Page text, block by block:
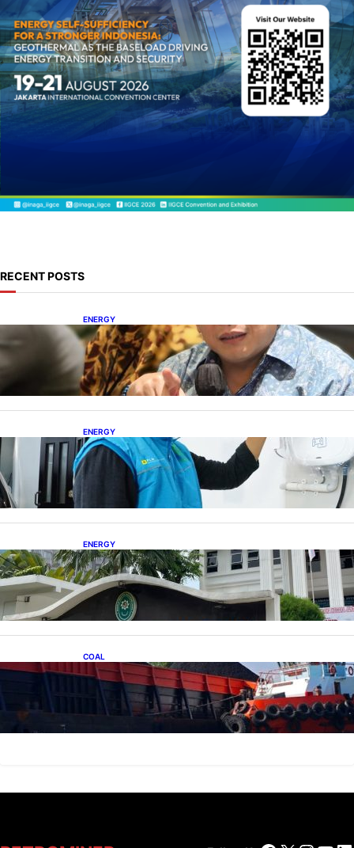
RECENT POSTS
ENERGY
IESR: Kepemimpinan Terpadu jadi Kunci
Percepatan PLTS 100 GW
ENERGY
Ada 21.865 Pelanggan Baru Gunakan Home
Charging Services PLN
ENERGY
Koalisi Bersihkan Indonesia Ajukan Banding
atas Putusan Gugatan RUPTL
COAL
Lelang Batubara Sitaan, Negara Dapat Lebih
dari Rp 20 Miliar